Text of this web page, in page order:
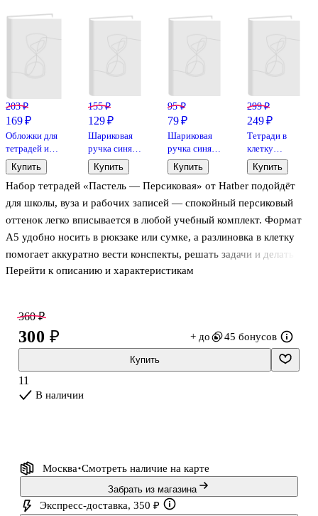
Набор тетрадей «Пастель — Персиковая» от Hatber подойдёт
для школы, вуза и рабочих записей — спокойный персиковый
оттенок легко вписывается в любой учебный комплект. Формат
А5 удобно носить в рюкзаке или сумке, а разлиновка в клетку
помогает аккуратно вести конспекты, решать задачи и делать
расчёты. Скрепка надёжно удерживает страницы, чтобы тетрадь
Перейти к описанию и характеристикам
203 ₽
169 ₽
Обложки для
тетрадей и
дневников,
100 мкм,
210х350 мм,
Топ-Спин, 10
Купить
155 ₽
129 ₽
Шариковая
ручка синяя
0,5 мм, MC
Gold,
MunHwa
Купить
95 ₽
79 ₽
Шариковая
ручка синяя
1 мм, Round
Stic, Bic
Купить
299 ₽
249 ₽
Тетради в
клетку
Hatber, 18
листов,
«Зеленая» 10
штук
Купить
360 ₽
300 ₽ + до 45 бонусов
Купить
11
В наличии
Москва Смотреть наличие на карте
Забрать из магазина
Экспресс-доставка, 350 ₽